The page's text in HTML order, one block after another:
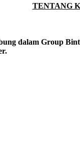
TENTANG
dalam Group